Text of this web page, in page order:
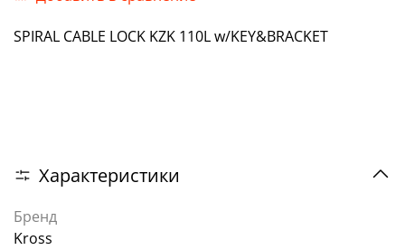
SPIRAL CABLE LOCK KZK 110L w/KEY&BRACKET
Характеристики
Бренд
Kross